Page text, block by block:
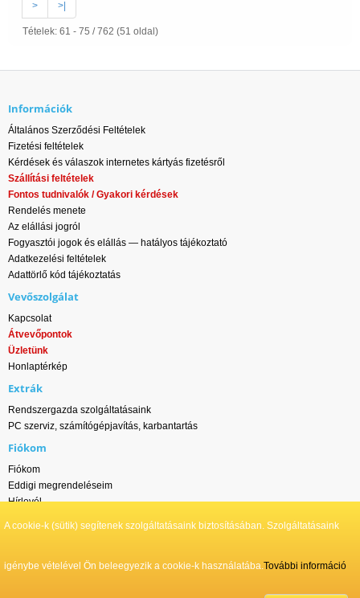
> >|
Tételek: 61 - 75 / 762 (51 oldal)
Információk
Általános Szerződési Feltételek
Fizetési feltételek
Kérdések és válaszok internetes kártyás fizetésről
Szállítási feltételek
Fontos tudnivalók / Gyakori kérdések
Rendelés menete
Az elállási jogról
Fogyasztói jogok és elállás — hatályos tájékoztató
Adatkezelési feltételek
Adattörlő kód tájékoztatás
Vevőszolgálat
Kapcsolat
Átvevőpontok
Üzletünk
Honlaptérkép
Extrák
Rendszergazda szolgáltatásaink
PC szerviz, számítógépjavítás, karbantartás
Fiókom
Fiókom
Eddigi megrendeléseim
Hírlevél
A cookie-k (sütik) segítenek szolgáltatásaink biztosításában. Szolgáltatásaink
igénybe vételével Ön beleegyezik a cookie-k használatába.További információ
¹ Kedvezményes ár: Készpénzes, utánvételes és átutalásos fizetés esetén